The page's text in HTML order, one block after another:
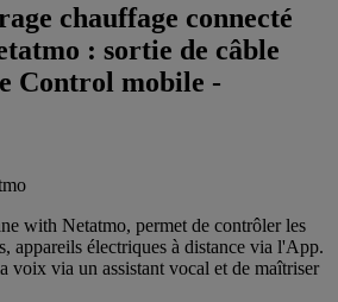
chauffage connecté
: sortie de câble
Control mobile -
with Netatmo, permet de contrôler les
appareils électriques à distance via l'App.
voix via un assistant vocal et de maîtriser